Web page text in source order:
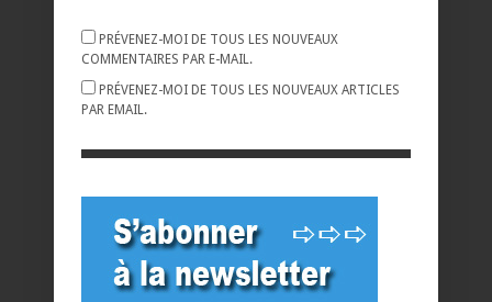
PRÉVENEZ-MOI DE TOUS LES NOUVEAUX
COMMENTAIRES PAR E-MAIL.
PRÉVENEZ-MOI DE TOUS LES NOUVEAUX ARTICLES
PAR EMAIL.